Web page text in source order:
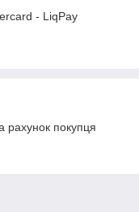
- LiqPay
рахунок покупця